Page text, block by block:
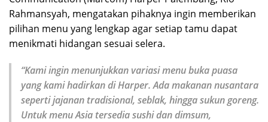
Rahmansyah, mengatakan pihaknya ingin memberikan
pilihan menu yang lengkap agar setiap tamu dapat
menikmati hidangan sesuai selera.
“Kami ingin menunjukkan variasi menu buka puasa
yang kami hadirkan di Harper. Ada makanan nusantara
seperti jajanan tradisional, seblak, hingga sukun goreng.
Untuk menu Asia tersedia sushi dan dimsum,